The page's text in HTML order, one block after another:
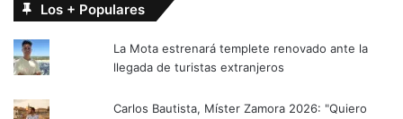
Los + Populares
La Mota estrenará templete renovado ante la
llegada de turistas extranjeros
Carlos Bautista, Míster Zamora 2026: "Quiero